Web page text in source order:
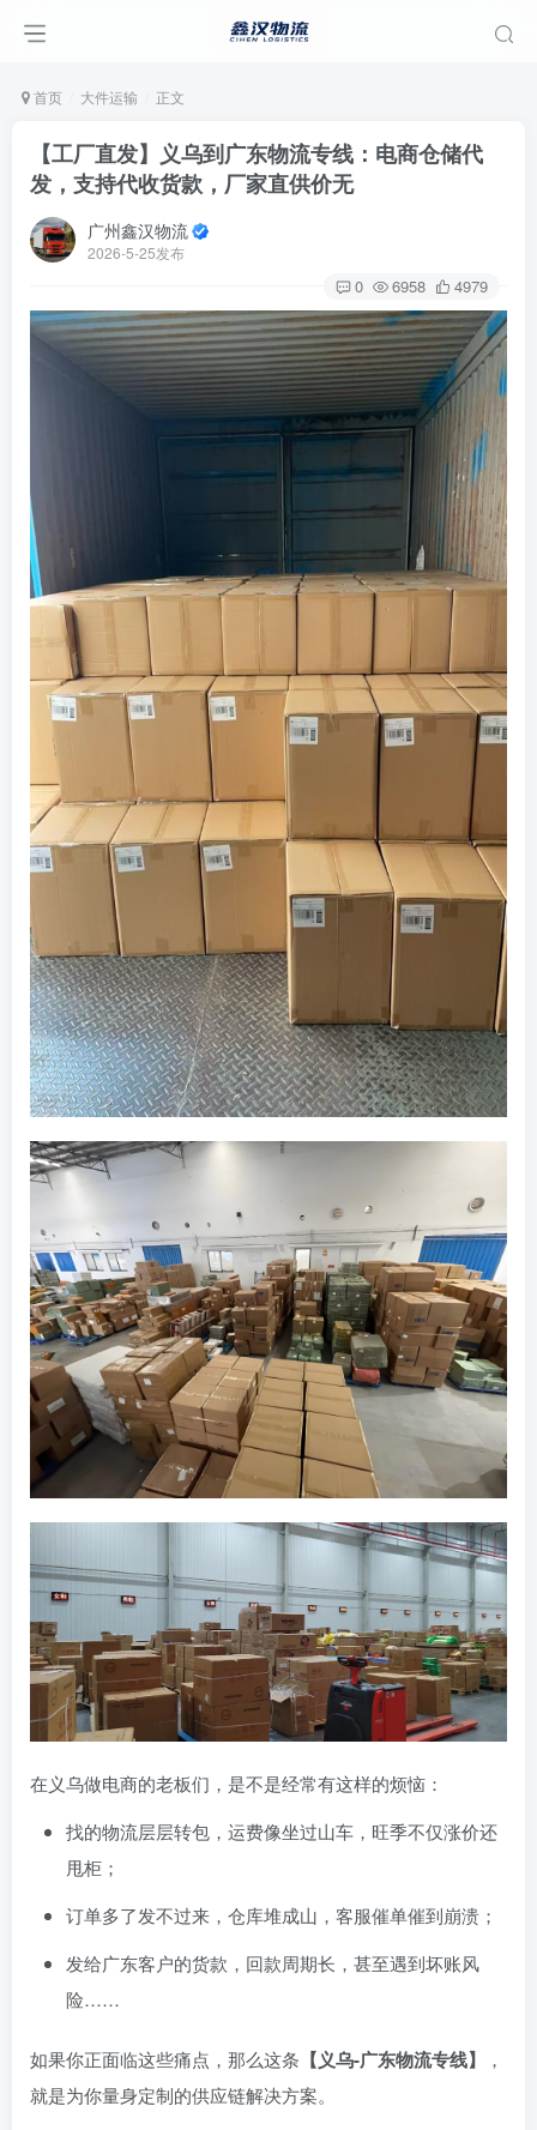
首页 大件运输 正文
【工厂直发】义乌到广东物流专线：电商仓储代
发，支持代收货款，厂家直供价无
广州鑫汉物流
2026-5-25发布
0 6958 4979
在义乌做电商的老板们，是不是经常有这样的烦恼：
找的物流层层转包，运费像坐过山车，旺季不仅涨价还
甩柜；
订单多了发不过来，仓库堆成山，客服催单催到崩溃；
发给广东客户的货款，回款周期长，甚至遇到坏账风
险……
如果你正面临这些痛点，那么这条 【义乌-广东物流专线】
，
就是为你量身定制的供应链解决方案。